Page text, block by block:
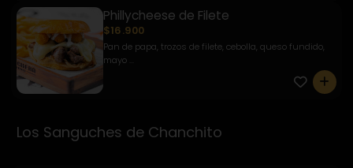
Phillycheese de Filete
$16.900
Pan de papa, trozos de filete, cebolla, queso fundido,
mayo ...
0
Los Sanguches de Chanchito